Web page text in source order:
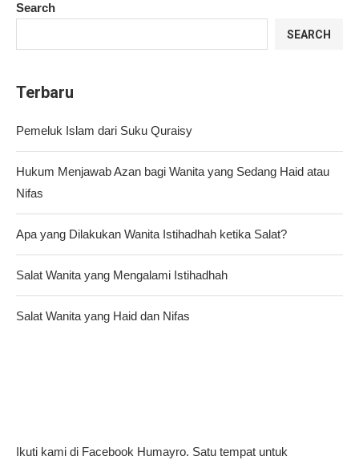
Search
SEARCH
Terbaru
Pemeluk Islam dari Suku Quraisy
Hukum Menjawab Azan bagi Wanita yang Sedang Haid atau
Nifas
Apa yang Dilakukan Wanita Istihadhah ketika Salat?
Salat Wanita yang Mengalami Istihadhah
Salat Wanita yang Haid dan Nifas
Ikuti kami di Facebook Humayro. Satu tempat untuk